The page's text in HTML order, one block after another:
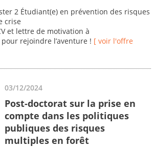
2 Étudiant(e) en prévention des risques
crise
et lettre de motivation à
rejoindre l’aventure ! [ voir l'offre
03/12/2024
Post-doctorat sur la prise en
compte dans les politiques
publiques des risques
multiples en forêt